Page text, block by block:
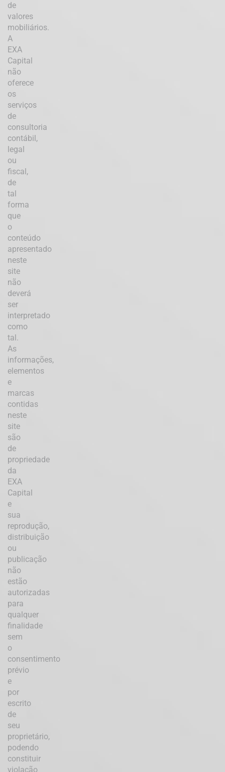
de
valores
mobiliários.
A
EXA
Capital
não
oferece
os
serviços
de
consultoria
contábil,
legal
ou
fiscal,
de
tal
forma
que
o
conteúdo
apresentado
neste
site
não
deverá
ser
interpretado
como
tal.
As
informações,
elementos
e
marcas
contidas
neste
site
são
de
propriedade
da
EXA
Capital
e
sua
reprodução,
distribuição
ou
publicação
não
estão
autorizadas
para
qualquer
finalidade
sem
o
consentimento
prévio
e
por
escrito
de
seu
proprietário,
podendo
constituir
violação